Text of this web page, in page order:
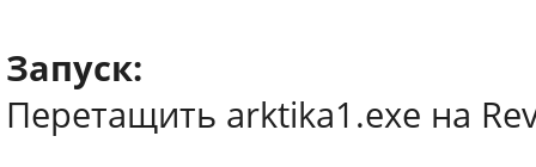
Запуск:
Перетащить arktika1.exe на